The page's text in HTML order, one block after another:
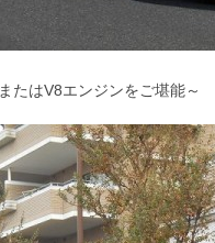
またはV8エンジンをご堪能～